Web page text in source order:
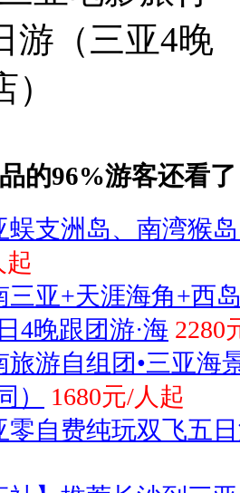
的96%游客还看
蜈支洲岛、南湾猴
起
三亚+天涯海角+西
4晚跟团游·海 2280
游自组团•三亚海
）
1680元/人起
零自费纯玩双飞五